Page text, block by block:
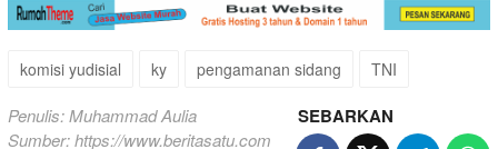
komisi yudisial ky pengamanan sidang TNI
Penulis: Muhammad Aulia
Sumber:https://www.beritasatu.com
SEBARKAN